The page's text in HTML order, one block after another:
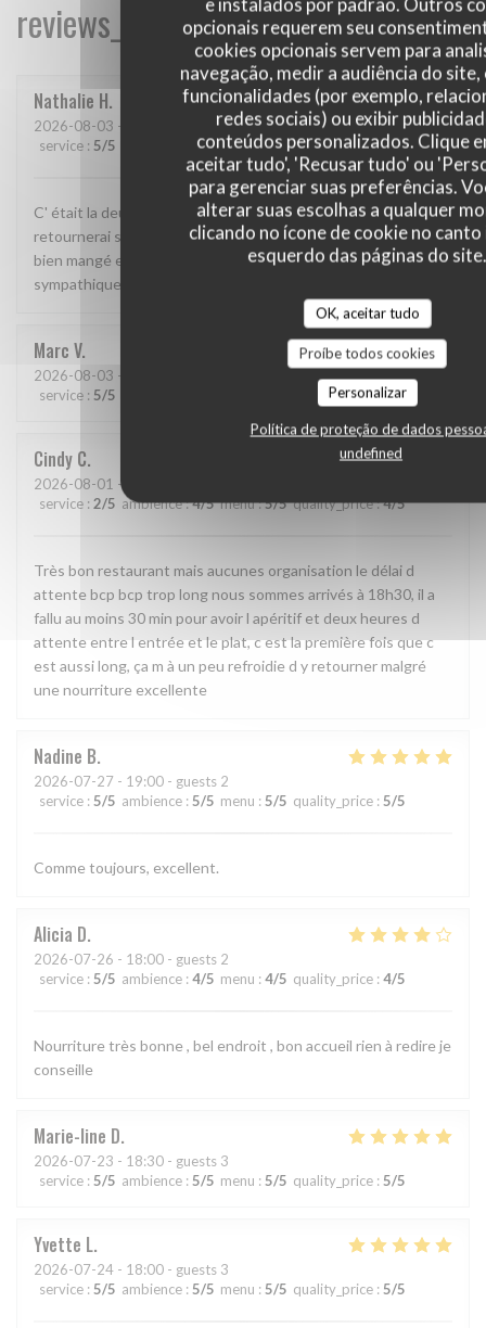
opcionais requerem seu
cookies opcionais servem para
navegação, medir a audiência do
funcionalidades (por exemplo,
redes sociais) ou exibir
conteúdos personalizados. Clique
aceitar tudo', 'Recusar tudo' ou
para gerenciar suas preferências.
alterar suas escolhas a qualquer
clicando no ícone de cookie no
esquerdo das páginas do site.
OK, aceitar tudo
Proíbe todos cookies
Personalizar
Política de proteção de dados
undefined
Nathalie H
2026-08-03 - 19:15 - guests 2
service : 5/5 5/5 menu:5/5 quality_price: 5/5
C' était la deuxième fois que nous y allions manger et j' y
retournerai sans hésitation. Cadre magnifique, j' y ai super
bien mangé et le patron( je suppose que c était lui) très
sympathique.
Marc V
2026-08-03 - 19:30 - guests 2
service : 5/5 quality_price: 5/5
Cindy C
2026-08-01 - 18:30 - guests 4
service : 2/5 ambience:4/5 menu:5/5 quality_price:4/5
Très bon restaurant mais aucunes organisation le délai d
attente bcp bcp trop long nous sommes arrivés à 18h30, il a
fallu au moins 30 min pour avoir l apéritif et deux heures d
attente entre l entrée et le plat, c est la première fois que c
est aussi long, ça m à un peu refroidie d y retourner malgré
une nourriture excellente
Nadine B
2026-07-27 - 19:00 - guests 2
service : 5/5 ambience : 5/5 menu : 5/5 quality_price : 5/5
Comme toujours, excellent.
Alicia D
2026-07-26 - 18:00 - guests 2
service : 5/5 ambience : 4/5 menu : 4/5 quality_price : 4/5
Nourriture très bonne , bel endroit , bon accueil rien à redire je
conseille
Marie-line D
2026-07-23 - 18:30 - guests 3
service : 5/5 ambience : 5/5 menu : 5/5 quality_price : 5/5
Yvette L
2026-07-24 - 18:00 - guests 3
service : 5/5 ambience : 5/5 menu : 5/5 quality_price : 5/5